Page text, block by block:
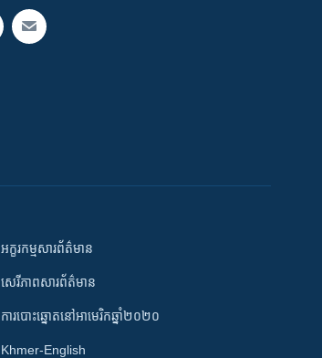
អក្ខរកម្មសារព័ត៌មាន
សេរីភាពសារព័ត៌មាន
ការបោះឆ្នោតនៅអាមេរិកឆ្នាំ២០២០
Khmer-English